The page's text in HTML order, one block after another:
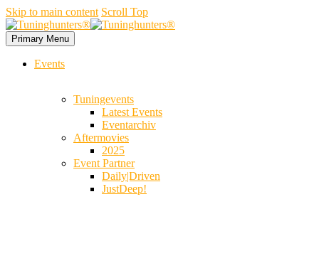
Skip to main content Scroll Top
Primary Menu
Events
Tuningevents
Latest Events
Eventarchiv
Aftermovies
2025
Event Partner
Daily|Driven
JustDeep!